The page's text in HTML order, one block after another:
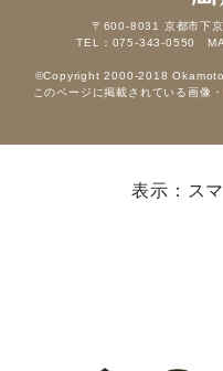
〒600-8031 京都市下
TEL：075-343-0550
©Copyright 2000-2018
このページに掲載されている画像
表示：ス